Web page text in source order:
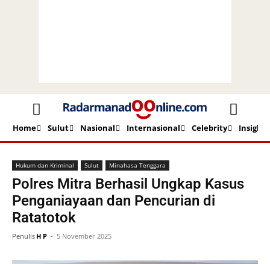
Home Sulut Nasional Internasional Celebrity Insight
Beranda Hukum dan Kriminal
Hukum dan Kriminal Sulut Minahasa Tenggara
Polres Mitra Berhasil Ungkap Kasus
Penganiayaan dan Pencurian di
Ratatotok
Penulis H P - 5 November 2025